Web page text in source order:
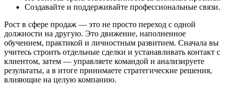
Создавайте и поддерживайте профессиональные связи.
Рост в сфере продаж — это не просто переход с одной
должности на другую. Это движение, наполненное
обучением, практикой и личностным развитием. Сначала вы
учитесь строить отдельные сделки и устанавливать контакт с
клиентом, затем — управляете командой и анализируете
результаты, а в итоге принимаете стратегические решения,
влияющие на целую компанию.